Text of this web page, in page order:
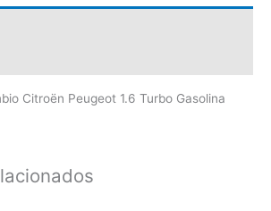
Citroën Peugeot 1.6 Turbo Gasolina